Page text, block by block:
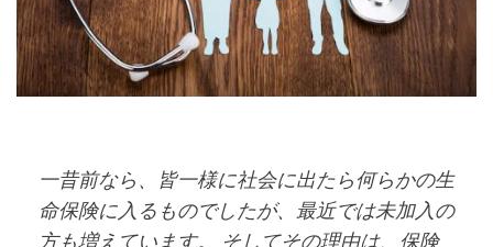
一昔前なら、皆一様に社会に出たら何らかの生
命保険に入るものでしたが、最近では未加入の
方も増えています。 そしてその理由は、保険